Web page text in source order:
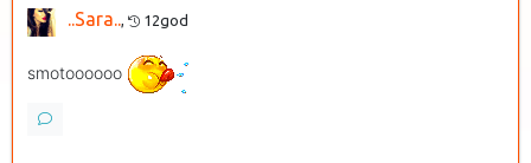
..Sara.., 12god
smotoooooo